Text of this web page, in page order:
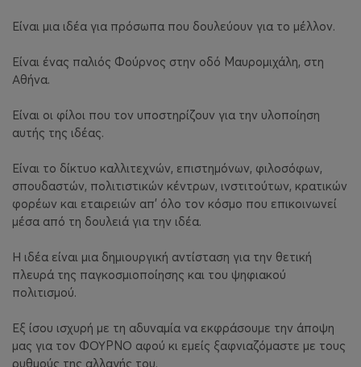
Είναι μια ιδέα για πρόσωπα που δουλεύουν για το μέλλον.
Είναι ένας παλιός Φούρνος στην οδό Μαυρομιχάλη, στη
Αθήνα.
Είναι οι φίλοι που τον υποστηρίζουν για την υλοποίηση
αυτής της ιδέας.
Είναι το δίκτυο καλλιτεχνών, επιστημόνων, φιλοσόφων,
σπουδαστών, πολιτιστικών κέντρων, ινστιτούτων, κρατικών
φορέων και εταιρειών απ’ όλο τον κόσμο που επικοινωνεί
μέσα από τη δουλειά για την ιδέα.
Η ιδέα είναι μια δημιουργική αντίσταση για την θετική
πλευρά της παγκοσμιοποίησης και του ψηφιακού
πολιτισμού.
Εξ ίσου ισχυρή με τη αδυναμία να εκφράσουμε την άποψη
μας για τον ΦΟΥΡΝΟ αφού κι εμείς ξαφνιαζόμαστε με τους
ρυθμούς της αλλαγής του.